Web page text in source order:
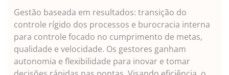
Gestão baseada em resultados: transição do
controle rígido dos processos e burocracia interna
para controle focado no cumprimento de metas,
qualidade e velocidade. Os gestores ganham
autonomia e flexibilidade para inovar e tomar